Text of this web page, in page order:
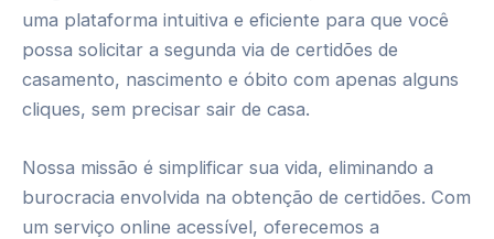
uma plataforma intuitiva e eficiente para que você
possa solicitar a segunda via de certidões de
casamento, nascimento e óbito com apenas alguns
cliques, sem precisar sair de casa.
Nossa missão é simplificar sua vida, eliminando a
burocracia envolvida na obtenção de certidões. Com
um serviço online acessível, oferecemos a